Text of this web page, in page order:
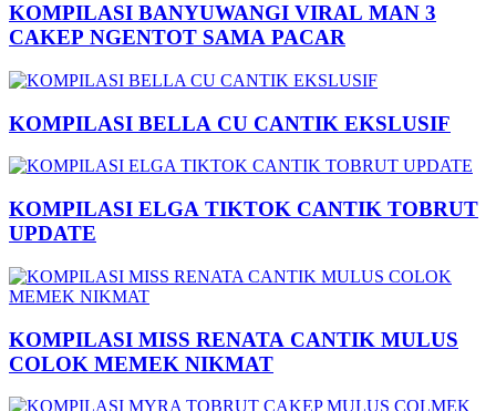
KOMPILASI BANYUWANGI VIRAL MAN 3
CAKEP NGENTOT SAMA PACAR
KOMPILASI BELLA CU CANTIK EKSLUSIF
KOMPILASI ELGA TIKTOK CANTIK TOBRUT
UPDATE
KOMPILASI MISS RENATA CANTIK MULUS
COLOK MEMEK NIKMAT